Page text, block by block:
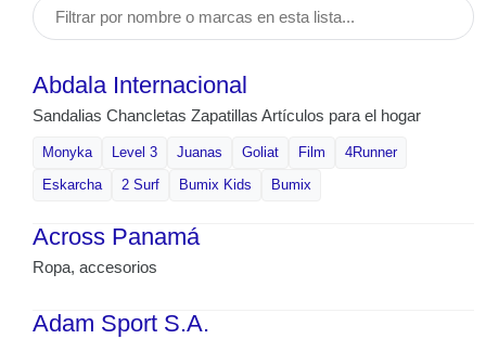
Abdala Internacional
Sandalias Chancletas Zapatillas Artículos para el hogar
Monyka Level 3 Juanas Goliat Film
4Runner
Eskarcha
2 Surf Bumix Kids Bumix
Across Panamá
Ropa, accesorios
Adam Sport S.A.